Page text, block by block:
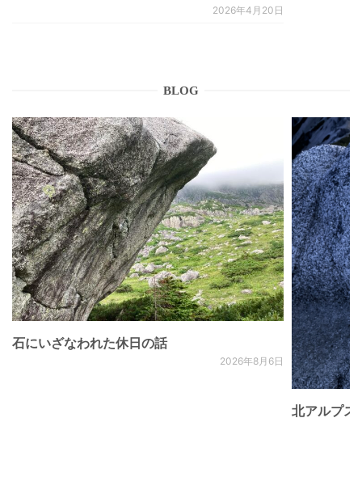
2026年4月20日
BLOG
石にいざなわれた休日の話
2026年8月6日
北アルプ